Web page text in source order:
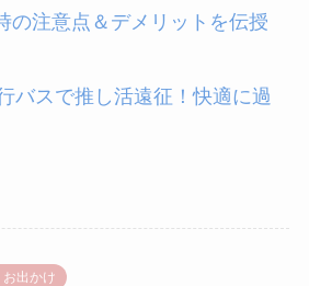
の注意点＆デメリットを伝授
バスで推し活遠征！快適に過
お出かけ